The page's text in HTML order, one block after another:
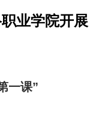
业学院开展
一课”